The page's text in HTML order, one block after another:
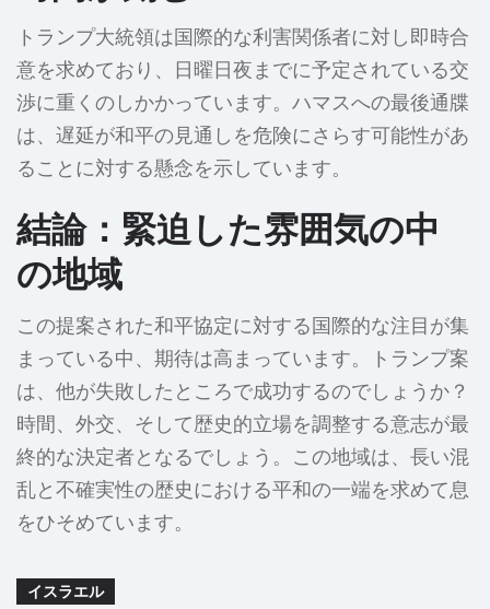
トランプ大統領は国際的な利害関係者に対し即時合
意を求めており、日曜日夜までに予定されている交
渉に重くのしかかっています。ハマスへの最後通牒
は、遅延が和平の見通しを危険にさらす可能性があ
ることに対する懸念を示しています。
結論：緊迫した雰囲気の中
の地域
この提案された和平協定に対する国際的な注目が集
まっている中、期待は高まっています。トランプ案
は、他が失敗したところで成功するのでしょうか？
時間、外交、そして歴史的立場を調整する意志が最
終的な決定者となるでしょう。この地域は、長い混
乱と不確実性の歴史における平和の一端を求めて息
をひそめています。
イスラエル